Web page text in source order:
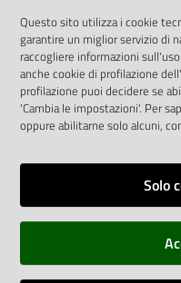
Vai alla pagina
Media Policy
Mappa del sito
Questo sito utilizza i cookie
garantire un miglior servizio di
raccogliere informazioni
anche cookie di profilazione
profilazione puoi decidere se
'Cambia le impostazioni'. Per
oppure abilitarne solo alcuni,
Solo